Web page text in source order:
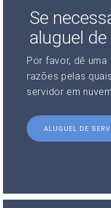
Se
aluguel
Por favor, dê
razões pelas
servidor em
ALUGUEL DE